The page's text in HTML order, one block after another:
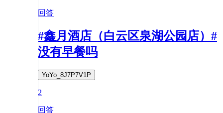
回答
#鑫月酒店（白云区泉湖公园店）#
没有早餐吗
YoYo_8J7P7V1P
2
回答